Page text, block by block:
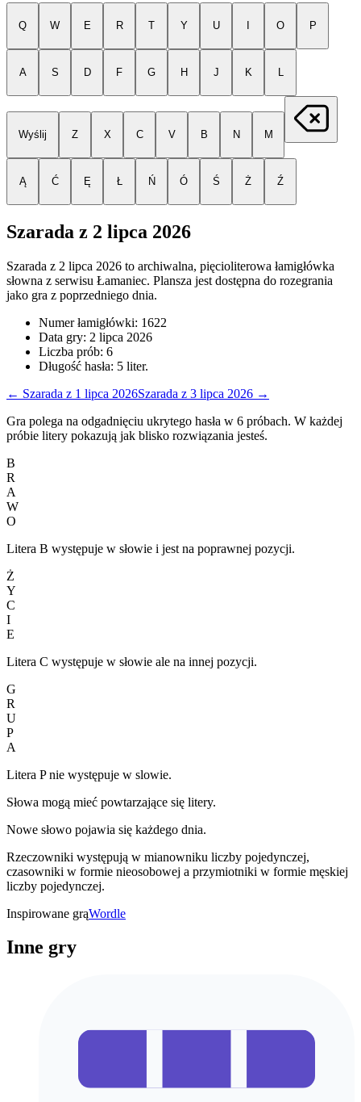
Q W E R T Y U O P
A S D F G H J K L
Wyślij Z X C V B N M
Ą Ć Ę Ł Ń Ó Ś Ż Ź
Szarada z 2 lipca 2026
Szarada z 2 lipca 2026 to archiwalna, pięcioliterowa łamigłówka
słowna z serwisu Łamaniec. Plansza jest dostępna do rozegrania
jako gra z poprzedniego dnia.
Numer łamigłówki: 1622
Data gry: 2 lipca 2026
Liczba prób: 6
Długość hasła: 5 liter.
← Szarada z 1 lipca 2026Szarada z 3 lipca 2026 →
Gra polega na odgadnięciu ukrytego hasła w 6 próbach. W każdej
próbie litery pokazują jak blisko rozwiązania jesteś.
B
R
A
W
O
Litera B występuje w słowie i jest na poprawnej pozycji.
Ż
Y
C
I
E
Litera C występuje w słowie ale na innej pozycji.
G
R
U
P
A
Litera P nie występuje w slowie.
Słowa mogą mieć powtarzające się litery.
Nowe słowo pojawia się każdego dnia.
Rzeczowniki występują w mianowniku liczby pojedynczej,
czasowniki w formie nieosobowej a przymiotniki w formie męskiej
liczby pojedynczej.
Inspirowane grąWordle
Inne gry